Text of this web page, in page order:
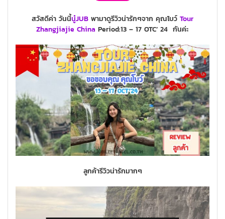
สวัสดีค่า วันนี้นู๋JUB พามาดูรีวิวน่ารักๆจาก คุณโบว์ Tour
Zhangjiajie China Period:13 – 17 OTC’ 24 กันค่ะ
ลูกค้ารีวิวน่ารักมากๆ